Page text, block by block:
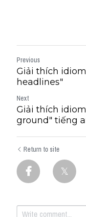
Previous
Giải thích
headlines"
Next
Giải thích
ground" tiếng
Return to site